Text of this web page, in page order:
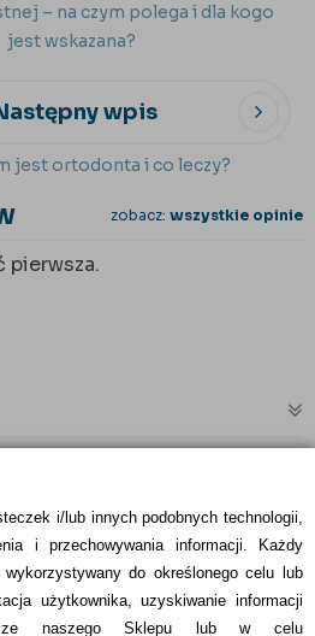
i/lub innych podobnych technologii,
i przechowywania informacji. Każdy
do określonego celu lub
użytkownika, uzyskiwanie informacji
ze naszego Sklepu lub w celu
– na czym polega i dla kogo
jest wskazana?
wpis
jest ortodonta i co leczy?
zobacz: wszystkie opinie
pierwsza.